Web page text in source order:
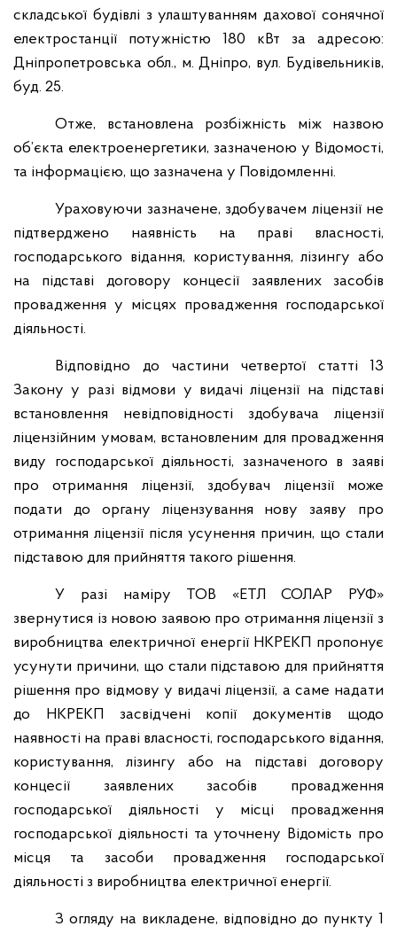
складської будівлі з улаштуванням дахової сонячної
електростанції потужністю 180 кВт за адресою:
Дніпропетровська обл., м. Дніпро, вул. Будівельників,
буд. 25.
Отже, встановлена розбіжність між назвою
об’єкта електроенергетики, зазначеною у Відомості,
та інформацією, що зазначена у Повідомленні.
Ураховуючи зазначене, здобувачем ліцензії не
підтверджено наявність на праві власності,
господарського відання, користування, лізингу або
на підставі договору концесії заявлених засобів
провадження у місцях провадження господарської
діяльності.
Відповідно до частини четвертої статті 13
Закону у разі відмови у видачі ліцензії на підставі
встановлення невідповідності здобувача ліцензії
ліцензійним умовам, встановленим для провадження
виду господарської діяльності, зазначеного в заяві
про отримання ліцензії, здобувач ліцензії може
подати до органу ліцензування нову заяву про
отримання ліцензії після усунення причин, що стали
підставою для прийняття такого рішення.
У разі наміру ТОВ «ЕТЛ СОЛАР РУФ»
звернутися із новою заявою про отримання ліцензії з
виробництва електричної енергії НКРЕКП пропонує
усунути причини, що стали підставою для прийняття
рішення про відмову у видачі ліцензії, а саме надати
до НКРЕКП засвідчені копії документів щодо
наявності на праві власності, господарського відання,
користування, лізингу або на підставі договору
концесії заявлених засобів провадження
господарської діяльності у місці провадження
господарської діяльності та уточнену Відомість про
місця та засоби провадження господарської
діяльності з виробництва електричної енергії.
З огляду на викладене, відповідно до пункту 1